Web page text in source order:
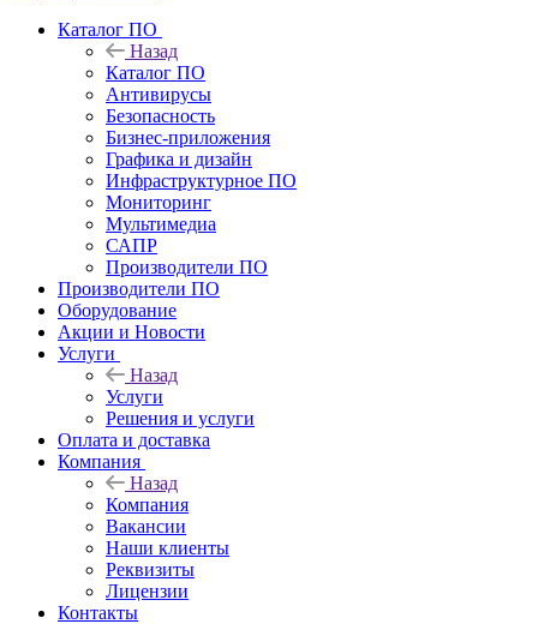
Каталог ПО
Назад
Каталог ПО
Антивирусы
Безопасность
Бизнес-приложения
Графика и дизайн
Инфраструктурное ПО
Мониторинг
Мультимедиа
САПР
Производители ПО
Производители ПО
Оборудование
Акции и Новости
Услуги
Назад
Услуги
Решения и услуги
Оплата и доставка
Компания
Назад
Компания
Вакансии
Наши клиенты
Реквизиты
Лицензии
Контакты